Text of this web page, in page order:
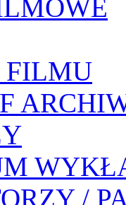
FILMU
/